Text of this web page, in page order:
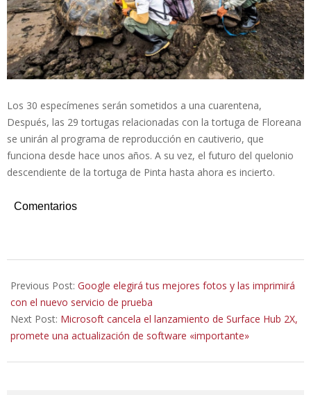
Los 30 especímenes serán sometidos a una cuarentena,
Después, las 29 tortugas relacionadas con la tortuga de Floreana
se unirán al programa de reproducción en cautiverio, que
funciona desde hace unos años. A su vez, el futuro del quelonio
descendiente de la tortuga de Pinta hasta ahora es incierto.
Comentarios
02-
03
Previous Post: Google elegirá tus mejores fotos y las imprimirá
con el nuevo servicio de prueba
Next Post: Microsoft cancela el lanzamiento de Surface Hub 2X,
promete una actualización de software «importante»